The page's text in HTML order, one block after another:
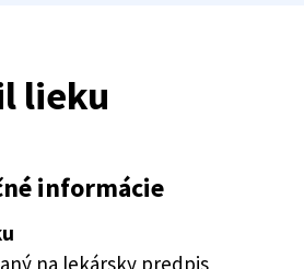
lieku
informácie
na lekársky predpis